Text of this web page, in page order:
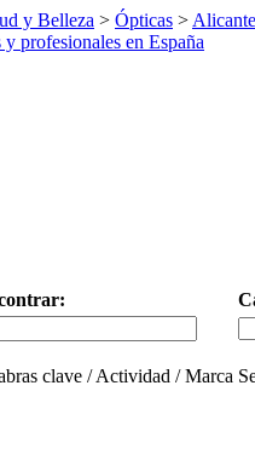
y Belleza > Ópticas > Alicante
clave / Actividad / Marca